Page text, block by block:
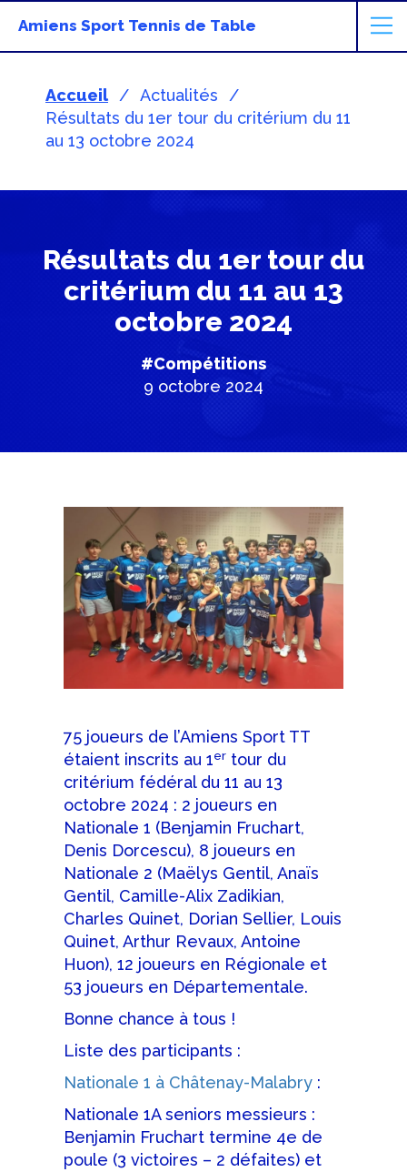
Amiens Sport Tennis de Table
Accueil
Actualités
Résultats du 1er tour du critérium du 11
au 13 octobre 2024
Résultats du 1er tour du
critérium du 11 au 13
octobre 2024
#Compétitions
9 octobre 2024
75 joueurs de l’Amiens Sport TT
étaient inscrits au 1er tour du
critérium fédéral du 11 au 13
octobre 2024 : 2 joueurs en
Nationale 1 (Benjamin Fruchart,
Denis Dorcescu), 8 joueurs en
Nationale 2 (Maëlys Gentil, Anaïs
Gentil, Camille-Alix Zadikian,
Charles Quinet, Dorian Sellier, Louis
Quinet, Arthur Revaux, Antoine
Huon), 12 joueurs en Régionale et
53 joueurs en Départementale.
Bonne chance à tous !
Liste des participants :
Nationale 1 à Châtenay-Malabry :
Nationale 1A seniors messieurs :
Benjamin Fruchart termine 4e de
poule (3 victoires – 2 défaites) et